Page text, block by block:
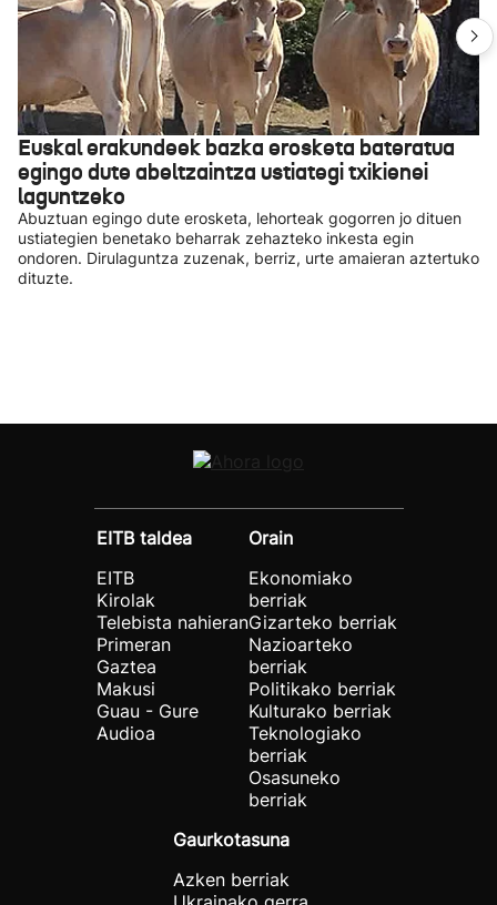
Euskal erakundeek bazka erosketa bateratua
egingo dute abeltzaintza ustiategi txikienei
laguntzeko
Abuztuan egingo dute erosketa, lehorteak gogorren jo dituen
ustiategien benetako beharrak zehazteko inkesta egin
ondoren. Dirulaguntza zuzenak, berriz, urte amaieran aztertuko
dituzte.
EITB taldea
EITB
Kirolak
Telebista nahieran
Primeran
Gaztea
Makusi
Guau - Gure
Audioa
Orain
Ekonomiako
berriak
Gizarteko berriak
Nazioarteko
berriak
Politikako berriak
Kulturako berriak
Teknologiako
berriak
Osasuneko
berriak
Gaurkotasuna
Azken berriak